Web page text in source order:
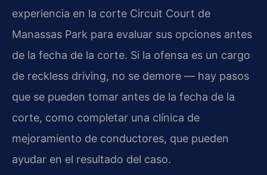
experiencia en la corte Circuit Court de
Manassas Park para evaluar sus opciones antes
de la fecha de la corte. Si la ofensa es un cargo
de reckless driving, no se demore — hay pasos
que se pueden tomar antes de la fecha de la
corte, como completar una clínica de
mejoramiento de conductores, que pueden
ayudar en el resultado del caso.